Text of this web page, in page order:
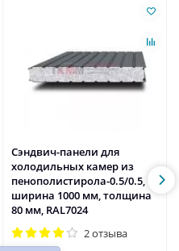
Сэндвич-панели для
холодильных камер из
пенополистирола-0.5/0.5,
ширина 1000 мм, толщина
80 мм, RAL7024
2 отзыва